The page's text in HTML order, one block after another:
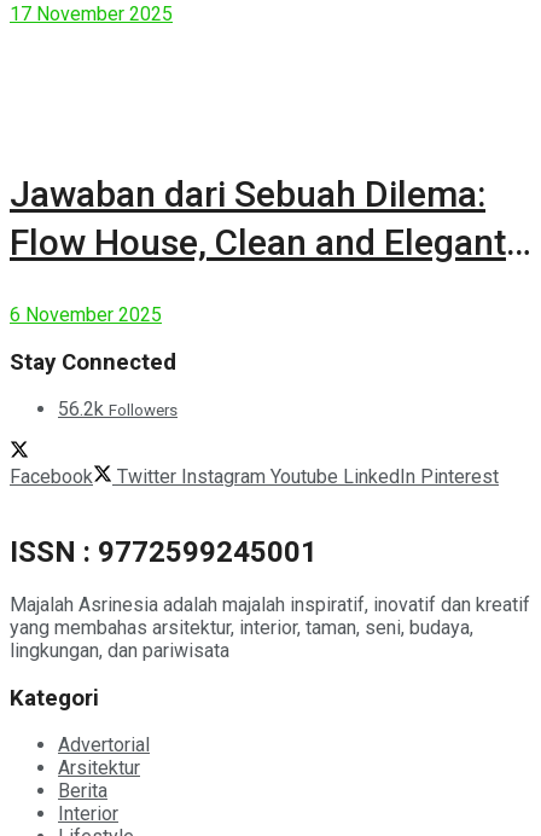
17 November 2025
Jawaban dari Sebuah Dilema:
Flow House, Clean and Elegant
6 November 2025
Stay Connected
56.2k Followers
Facebook Twitter Instagram Youtube LinkedIn Pinterest
ISSN : 9772599245001
Majalah Asrinesia adalah majalah inspiratif, inovatif dan kreatif
yang membahas arsitektur, interior, taman, seni, budaya,
lingkungan, dan pariwisata
Kategori
Advertorial
Arsitektur
Berita
Interior